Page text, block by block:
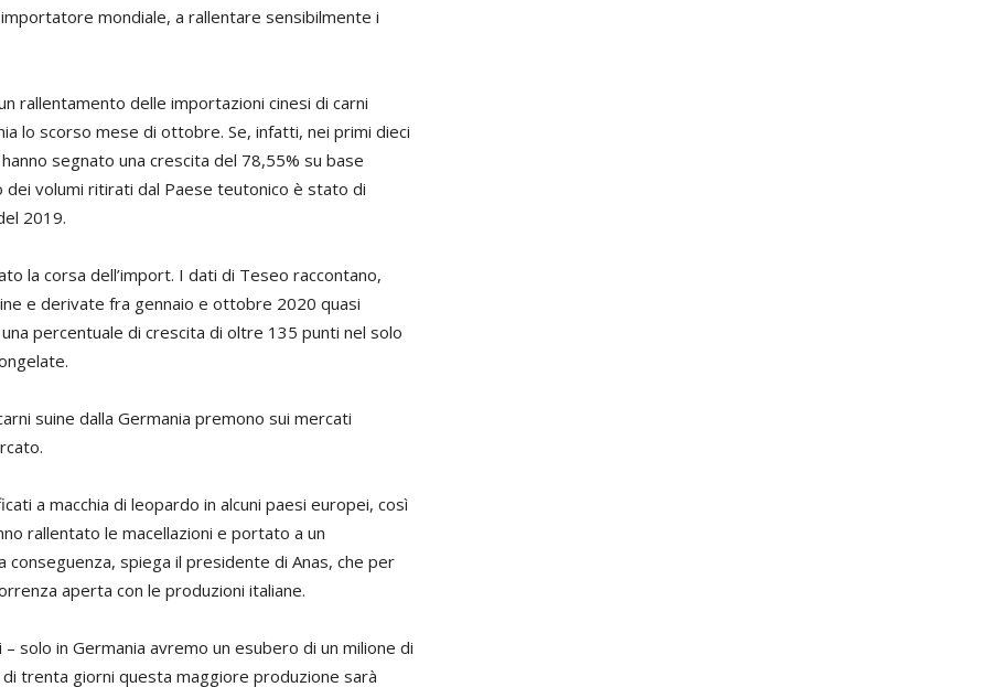
mondiale, a rallentare sensibilmente i
rallentamento delle importazioni cinesi di carni
lo scorso mese di ottobre. Se, infatti, nei primi dieci
segnato una crescita del 78,55% su base
volumi ritirati dal Paese teutonico è stato di
2019.
la corsa dell’import. I dati di Teseo raccontano,
e derivate fra gennaio e ottobre 2020 quasi
percentuale di crescita di oltre 135 punti nel solo
suine dalla Germania premono sui mercati
a macchia di leopardo in alcuni paesi europei, così
rallentato le macellazioni e portato a un
conseguenza, spiega il presidente di Anas, che per
aperta con le produzioni italiane.
solo in Germania avremo un esubero di un milione di
trenta giorni questa maggiore produzione sarà